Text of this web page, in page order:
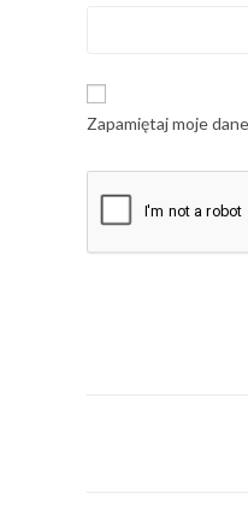
Zapamiętaj moje